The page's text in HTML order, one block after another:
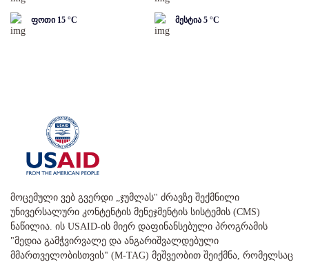
ფოთი 15 °C მესტია 5 °C
მოცემული ვებ გვერდი „ჯუმლას" ძრავზე შექმნილი
უნივერსალური კონტენტის მენეჯმენტის სისტემის (CMS)
ნაწილია. ის USAID-ის მიერ დაფინანსებული პროგრამის
"მედია გამჭვირვალე და ანგარიშვალდებული
მმართველობისთვის" (M-TAG) მეშვეობით შეიქმნა, რომელსაც